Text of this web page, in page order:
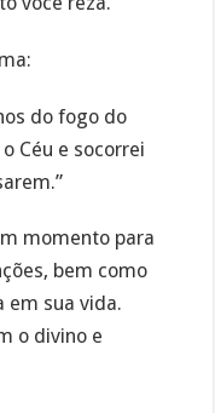
do fogo do
Céu e socorrei
momento para
bem como
em sua vida.
o divino e